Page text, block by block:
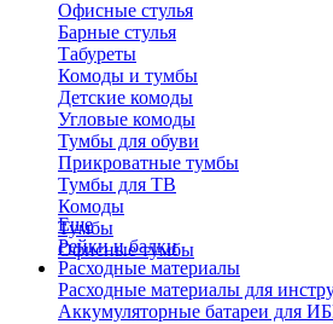
Офисные стулья
Барные стулья
Табуреты
Комоды и тумбы
Детские комоды
Угловые комоды
Тумбы для обуви
Прикроватные тумбы
Тумбы для ТВ
Комоды
Тумбы
Офисные тумбы
Еще
Рейки и балки
Расходные материалы
Расходные материалы для
Аккумуляторные батареи для